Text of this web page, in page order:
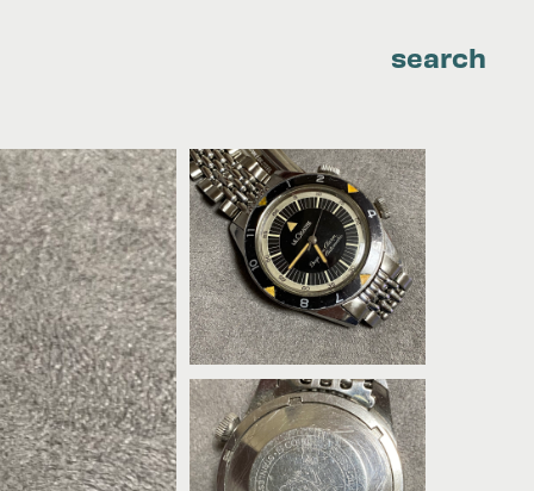
search
CHOPARD
HERMES HUBLOT